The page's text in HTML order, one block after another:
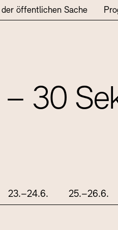
öffentlichen Sache
– 30
23.–24.6. 25.–26.6.